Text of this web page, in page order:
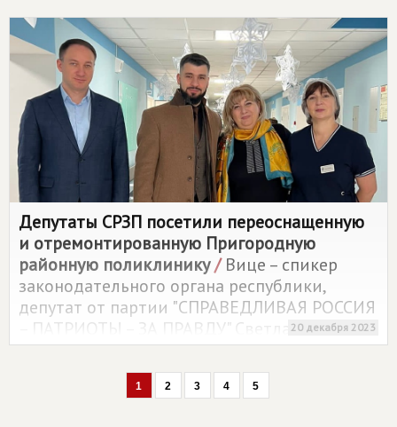
предстоящих выборах Президента России.
Депутаты СРЗП посетили переоснащенную
и отремонтированную Пригородную
районную поликлинику/Вице – спикер
законодательного органа республики,
депутат от партии "СПРАВЕДЛИВАЯ РОССИЯ
– ПАТРИОТЫ – ЗА ПРАВДУ" Светлана Доева
вместе с однопартийцем, зампредом
собрания представителей Пригородного
района Рустамом Багаевым посетили
20 декабря 2023
1 2 3 4 5